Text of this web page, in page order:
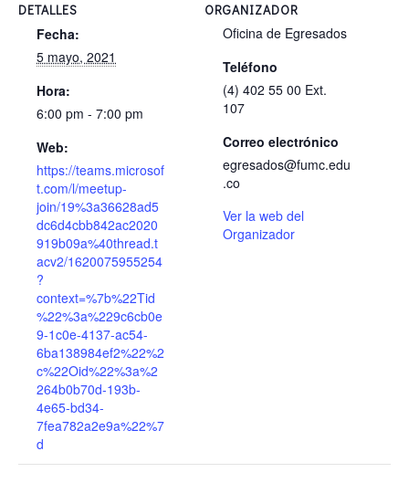
DETALLES
Fecha:
5 mayo, 2021
Hora:
6:00 pm - 7:00 pm
Web:
https://teams.microsof
t.com/l/meetup-
join/19%3a36628ad5
dc6d4cbb842ac2020
919b09a%40thread.t
acv2/1620075955254
?
context=%7b%22Tid
%22%3a%229c6cb0e
9-1c0e-4137-ac54-
6ba138984ef2%22%2
c%22Oid%22%3a%2
264b0b70d-193b-
4e65-bd34-
7fea782a2e9a%22%7
d
ORGANIZADOR
Oficina de Egresados
Teléfono
(4) 402 55 00 Ext.
107
Correo electrónico
egresados@fumc.edu
.co
Ver la web del
Organizador